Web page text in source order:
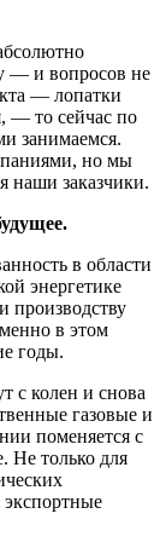
— и вопросов не
— лопатки
— то сейчас по
занимаемся.
но мы
наши заказчики.
в области
энергетике
производству
в этом
годы.
с колен и снова
газовые и
поменяется с
Не только для